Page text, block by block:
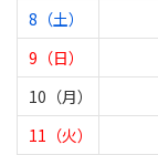
8（土）
9（日）
10（月）
11（火）